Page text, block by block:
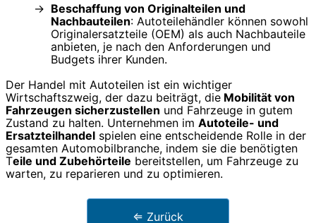
Beschaffung von Originalteilen und
Nachbauteilen: Autoteilehändler können sowohl
Originalersatzteile (OEM) als auch Nachbauteile
anbieten, je nach den Anforderungen und
Budgets ihrer Kunden.
Der Handel mit Autoteilen ist ein wichtiger
Wirtschaftszweig, der dazu beiträgt, die Mobilität von
Fahrzeugen sicherzustellen und Fahrzeuge in gutem
Zustand zu halten. Unternehmen im Autoteile- und
Ersatzteilhandel spielen eine entscheidende Rolle in der
gesamten Automobilbranche, indem sie die benötigten
Teile und Zubehörteile bereitstellen, um Fahrzeuge zu
warten, zu reparieren und zu optimieren.
⇐ Zurück